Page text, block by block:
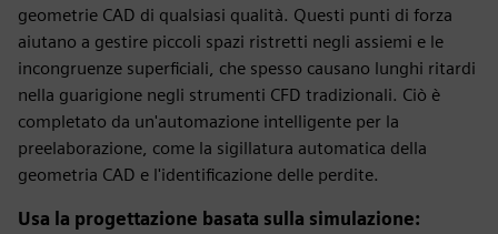
geometrie CAD di qualsiasi qualità. Questi punti di forza
aiutano a gestire piccoli spazi ristretti negli assiemi e le
incongruenze superficiali, che spesso causano lunghi ritardi
nella guarigione negli strumenti CFD tradizionali. Ciò è
completato da un'automazione intelligente per la
preelaborazione, come la sigillatura automatica della
geometria CAD e l'identificazione delle perdite.
Usa la progettazione basata sulla simulazione: